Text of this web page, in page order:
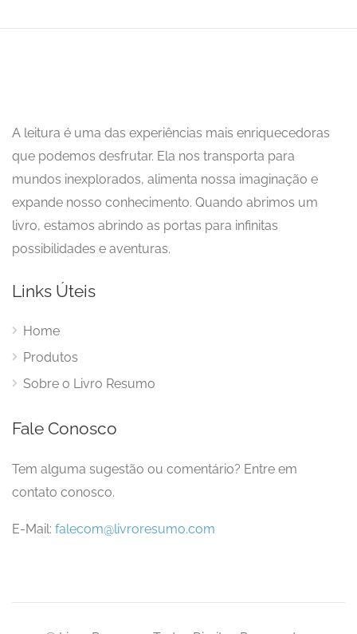
A leitura é uma das experiências mais enriquecedoras
que podemos desfrutar. Ela nos transporta para
mundos inexplorados, alimenta nossa imaginação e
expande nosso conhecimento. Quando abrimos um
livro, estamos abrindo as portas para infinitas
possibilidades e aventuras.
Links Úteis
Home
Produtos
Sobre o Livro Resumo
Fale Conosco
Tem alguma sugestão ou comentário? Entre em
contato conosco.
E-Mail: falecom@livroresumo.com